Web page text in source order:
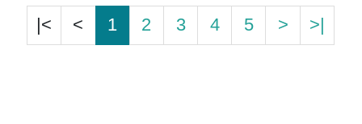
|< < 1 2 3 4 5 > >|